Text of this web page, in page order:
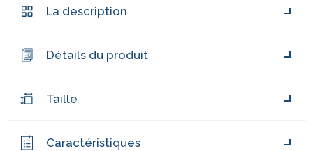
La description
Détails du produit
Taille
Caractéristiques